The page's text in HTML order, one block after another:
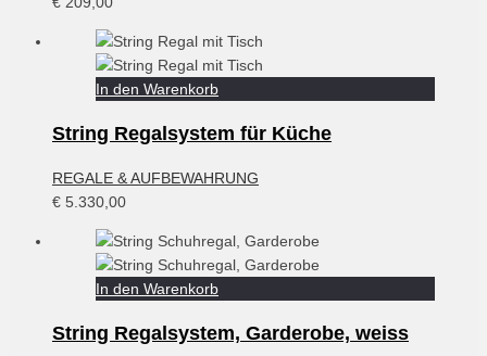
In den Warenkorb
String Regalsystem für Küche
REGALE & AUFBEWAHRUNG
€ 5.330,00
In den Warenkorb
String Regalsystem, Garderobe, weiss